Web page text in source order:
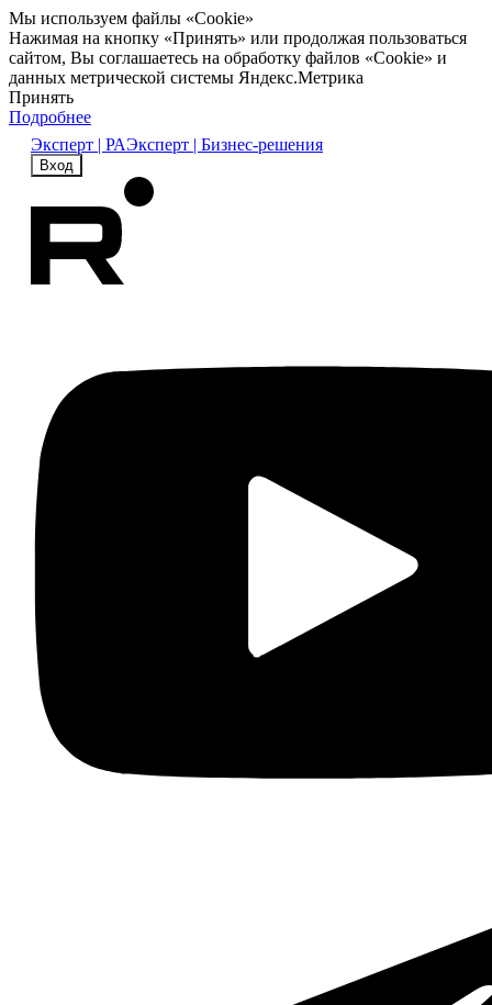
Мы используем файлы «Cookie»
Нажимая на кнопку «Принять» или продолжая пользоваться
сайтом, Вы соглашаетесь на обработку файлов «Cookie» и
данных метрической системы Яндекс.Метрика
Принять
Подробнее
Эксперт | РАЭксперт | Бизнес-решения
Вход